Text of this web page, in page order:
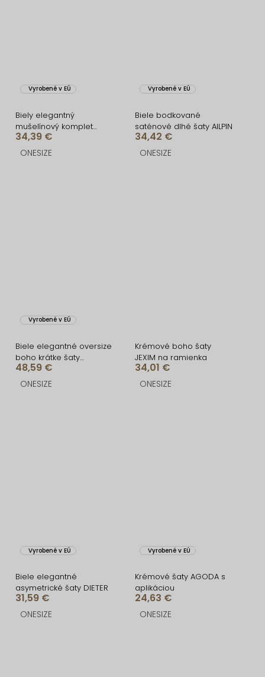
Vyrobené v EÚ
Biely elegantný
mušelínový komplet
SOLAN so sukňou
34,39 €
ONESIZE
Vyrobené v EÚ
Biele bodkované
saténové dlhé šaty AILPIN
34,42 €
ONESIZE
Vyrobené v EÚ
Biele elegantné oversize
boho krátke šaty
NANDON
48,59 €
ONESIZE
Krémové boho šaty
JEXIM na ramienka
34,01 €
ONESIZE
Vyrobené v EÚ
Biele elegantné
asymetrické šaty DIETER
31,59 €
ONESIZE
Vyrobené v EÚ
Krémové šaty AGODA s
aplikáciou
24,63 €
ONESIZE